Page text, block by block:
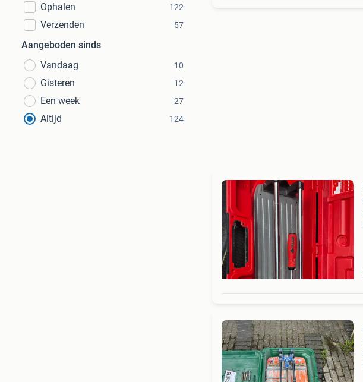
Ophalen
122
Verzenden 57
Aangeboden sinds
Vandaag
10
Gisteren 12
Een week 27
Altijd 124